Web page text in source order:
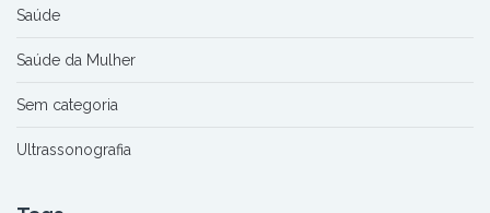
Saúde
Saúde da Mulher
Sem categoria
Ultrassonografia